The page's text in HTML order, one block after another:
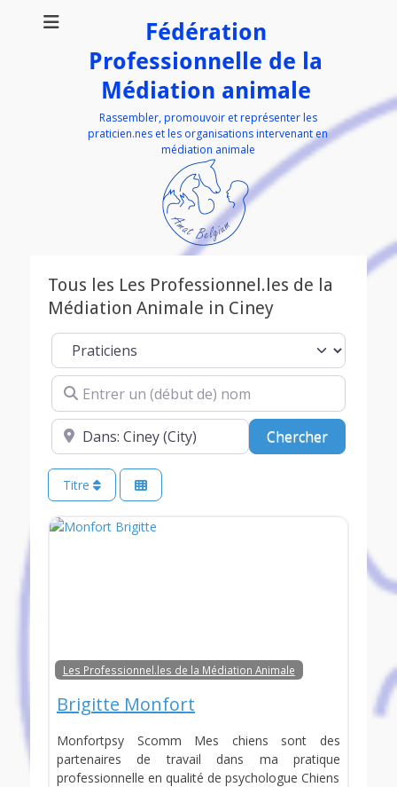
Fédération
Professionnelle de la
Médiation animale
Rassembler, promouvoir et représenter les
praticien.nes et les organisations intervenant en
médiation animale
Tous les Les Professionnel.les de la
Médiation Animale in Ciney
Select search type
Entrer un (début de) nom
A proximité de (optionnel) ChercherChercher
Titre
Les Professionnel.les de la Médiation Animale
Brigitte Monfort
Monfortpsy Scomm Mes chiens sont des
partenaires de travail dans ma pratique
professionnelle en qualité de psychologue Chiens